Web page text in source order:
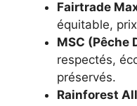
Fairtrade
équitable,
MSC (Pêche
respectés,
préservés.
Rainforest